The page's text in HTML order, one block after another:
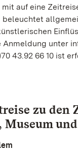
auf eine
beleuchtet
Anmeldung unter
43.92 66 10 ist
zu den